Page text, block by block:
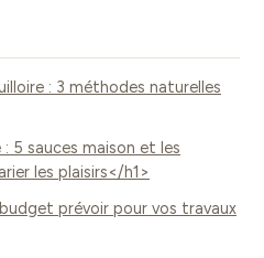
: 3 méthodes naturelles
5 sauces maison et les
les plaisirs</h1>
prévoir pour vos travaux